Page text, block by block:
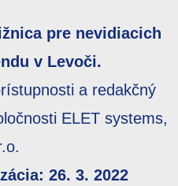
pre nevidiacich
v Levoči.
a redakčný
ELET systems,
26. 3. 2022